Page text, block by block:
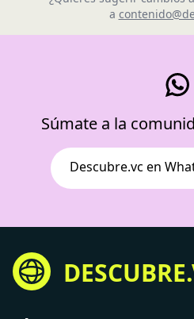
a
Súmate a la
Descubre.vc en